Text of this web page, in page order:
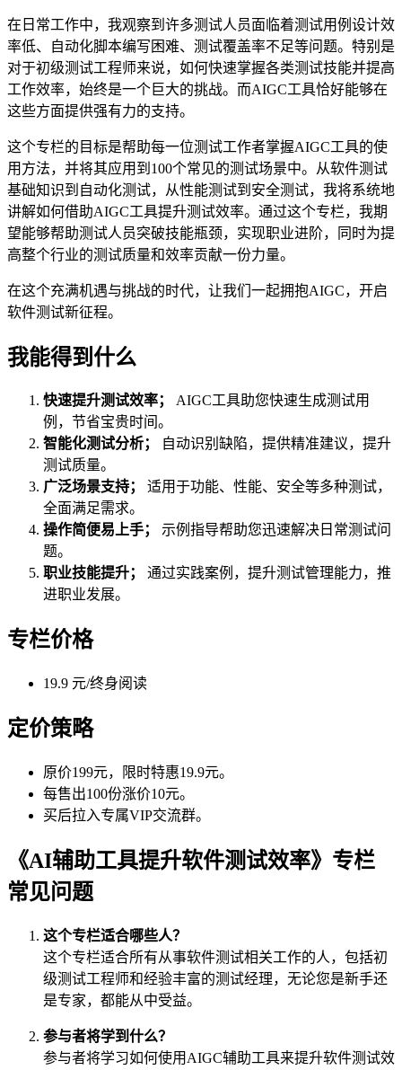
在日常工作中，我观察到许多测试人员面临着测试用例设计效
率低、自动化脚本编写困难、测试覆盖率不足等问题。特别是
对于初级测试工程师来说，如何快速掌握各类测试技能并提高
工作效率，始终是一个巨大的挑战。而AIGC工具恰好能够在
这些方面提供强有力的支持。
这个专栏的目标是帮助每一位测试工作者掌握AIGC工具的使
用方法，并将其应用到100个常见的测试场景中。从软件测试
基础知识到自动化测试，从性能测试到安全测试，我将系统地
讲解如何借助AIGC工具提升测试效率。通过这个专栏，我期
望能够帮助测试人员突破技能瓶颈，实现职业进阶，同时为提
高整个行业的测试质量和效率贡献一份力量。
在这个充满机遇与挑战的时代，让我们一起拥抱AIGC，开启
软件测试新征程。
我能得到什么
快速提升测试效率；
AIGC工具助您快速生成测试用
例，节省宝贵时间。
智能化测试分析；
自动识别缺陷，提供精准建议，提升
测试质量。
广泛场景支持；
适用于功能、性能、安全等多种测试，
全面满足需求。
操作简便易上手；
示例指导帮助您迅速解决日常测试问
题。
职业技能提升；
通过实践案例，提升测试管理能力，推
进职业发展。
专栏价格
19.9 元/终身阅读
定价策略
原价199元，限时特惠19.9元。
每售出100份涨价10元。
买后拉入专属VIP交流群。
《AI辅助工具提升软件测试效率》专栏
常见问题
这个专栏适合哪些人？
这个专栏适合所有从事软件测试相关工作的人，包括初
级测试工程师和经验丰富的测试经理，无论您是新手还
是专家，都能从中受益。
参与者将学到什么？
参与者将学习如何使用AIGC辅助工具来提升软件测试效